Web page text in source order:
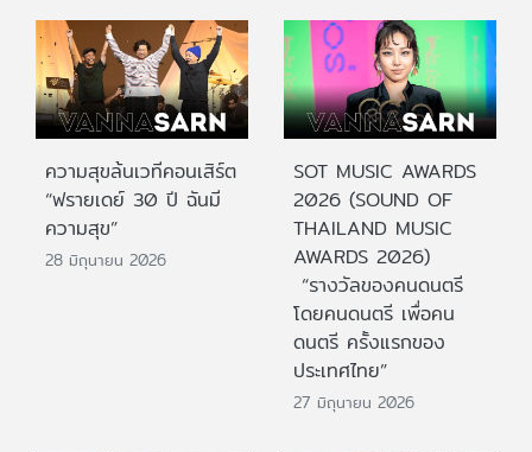
ความสุขล้นเวทีคอนเสิร์ต
“ฟรายเดย์ 30 ปี ฉันมี
ความสุข”
28 มิถุนายน 2026
SOT MUSIC AWARDS
2026 (SOUND OF
THAILAND MUSIC
AWARDS 2026)
“รางวัลของคนดนตรี
โดยคนดนตรี เพื่อคน
ดนตรี ครั้งแรกของ
ประเทศไทย”
27 มิถุนายน 2026